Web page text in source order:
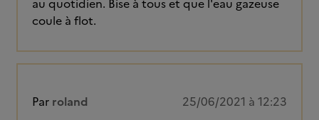
au quotidien. Bise à tous et que l'eau gazeuse
coule à flot.
Par roland 25/06/2021 à 12:23